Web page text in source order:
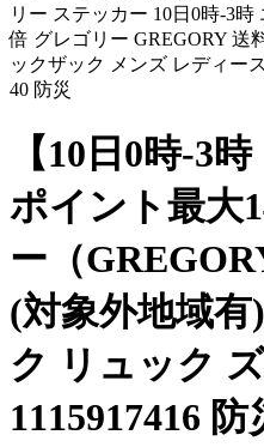
リー ステッカー 10日0時-3
倍 グレゴリー GREGORY 送
ックザック メンズ レディー
40 防災
【10日0時-3
ポイント最大
ー（
(対象外地域
ク リュック
1115917416 防